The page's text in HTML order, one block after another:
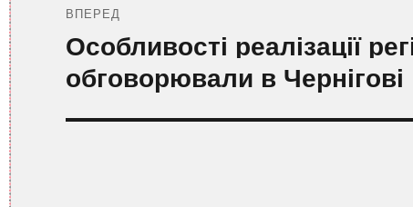
ВПЕРЕД
Наступний
запис:
Особливості реалізації
обговорювали в Чернігові